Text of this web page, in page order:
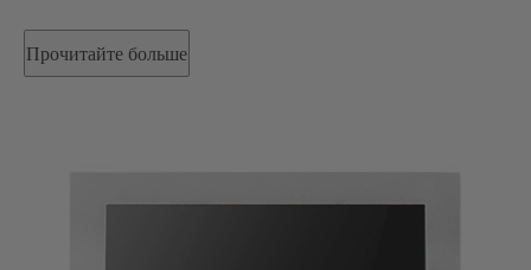
Прочитайте больше